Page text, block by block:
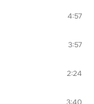
4:57
3:57
2:24